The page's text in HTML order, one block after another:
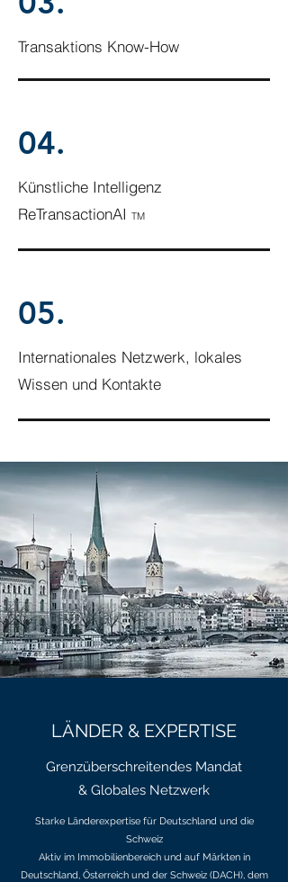
Transaktions Know-How
04.
Künstliche Intelligenz
ReTransactionAI TM
05.
Internationales Netzwerk, lokales
Wissen und Kontakte
LÄNDER & EXPERTISE
Grenzüberschreitendes Mandat
& Globales Netzwerk
Starke Länderexpertise für Deutschland und die
Schweiz
Aktiv im Immobilienbereich und auf Märkten in
Deutschland, Österreich und der Schweiz (DACH), dem